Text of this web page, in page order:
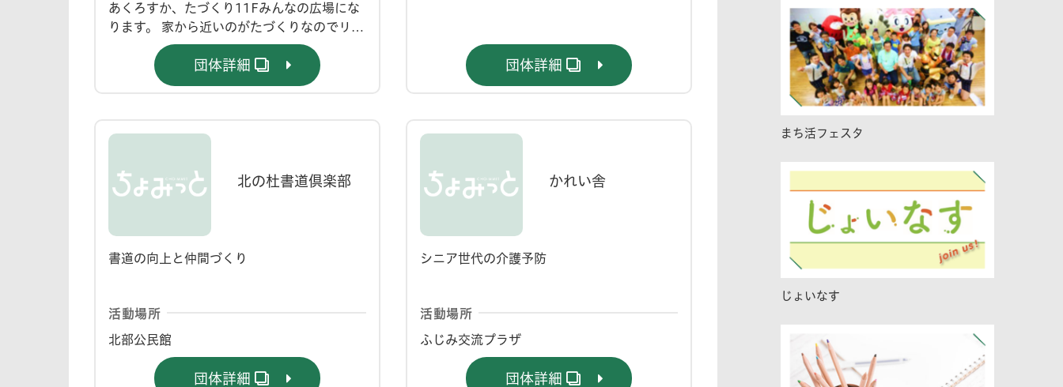
あくろすか、たづくり11Fみんなの広場にな
ります。 家から近いのがたづくりなのでリク
エストが多くならない限りはたづくりが主に
なると思います。団体詳細 団体詳細
北の杜書道倶楽部
書道の向上と仲間づくり
活動場所
北部公民館
団体詳細
かれい舎
シニア世代の介護予防
活動場所
ふじみ交流プラザ
団体詳細
まち活フェスタ
じょいなす